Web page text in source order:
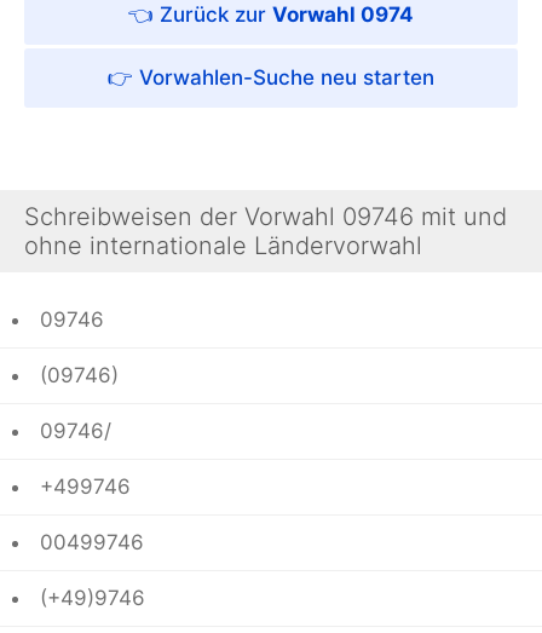
Vorwahl 0974
Vorwahlen-Suche
Schreibweisen der Vorwahl 09746 mit und
ohne internationale Ländervorwahl
09746
(09746)
09746/
+499746
00499746
(+49)9746